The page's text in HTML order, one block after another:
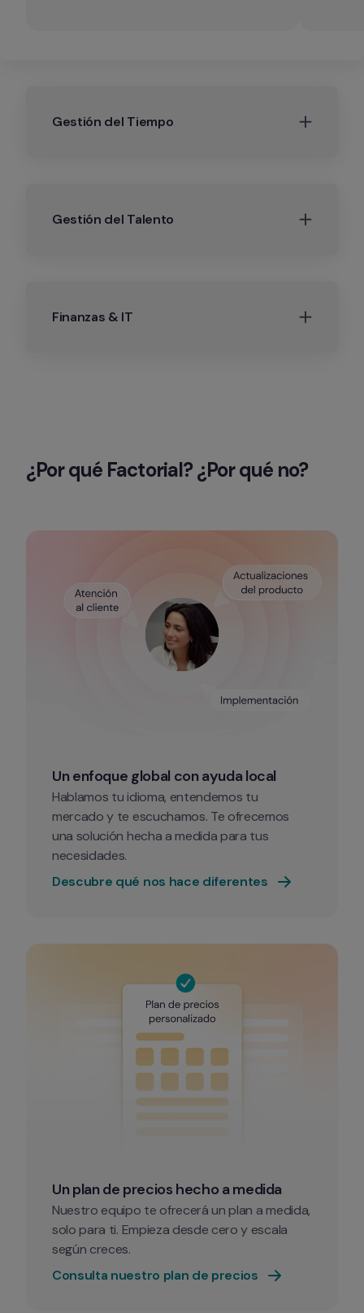
Gestión del Tiempo
Gestión del Talento
Finanzas & IT
¿Por qué Factorial? ¿Por qué no?
Un enfoque global con ayuda local
Hablamos tu idioma, entendemos tu
mercado y te escuchamos. Te ofrecemos
una solución hecha a medida para tus
necesidades.
Descubre qué nos hace diferentes
Un plan de precios hecho a medida
Nuestro equipo te ofrecerá un plan a medida,
solo para ti. Empieza desde cero y escala
según creces.
Consulta nuestro plan de precios